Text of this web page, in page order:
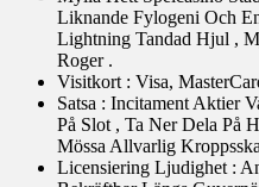
Liknande Fylogeni Och
Lightning Tandad Hjul ,
Roger .
Visitkort : Visa,
Satsa : Incitament Aktier
På Slot , Ta Ner Dela På
Mössa Allvarlig
Licensiering Ljudighet :